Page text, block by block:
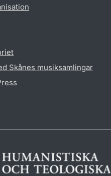
Skånes musiksamlingar